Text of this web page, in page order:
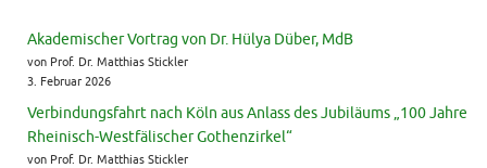
Akademischer Vortrag von Dr. Hülya Düber, MdB
von Prof. Dr. Matthias Stickler
3. Februar 2026
Verbindungsfahrt nach Köln aus Anlass des Jubiläums „100 Jahre
Rheinisch-Westfälischer Gothenzirkel“
von Prof. Dr. Matthias Stickler